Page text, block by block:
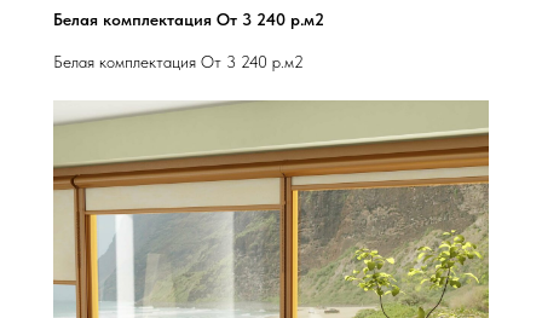
Белая комплектация От 3 240 р.м2
Белая комплектация От 3 240 р.м2